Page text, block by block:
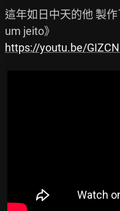
這年如日中天的他 製
https://youtu.be/